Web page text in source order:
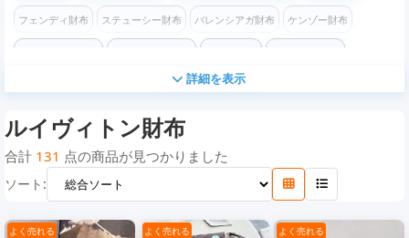
フェンディ財布 ステューシー財布 バレンシアガ財布 ケンゾー財布
ヴェルサーチ 財布 ディズニー 財布
マイケルコース財布 ゴヤール財布
詳細を表示
ルイヴィトン財布
合計 131 点の商品が見つかりました
ソート:
よく売れる よく売れる よく売れる